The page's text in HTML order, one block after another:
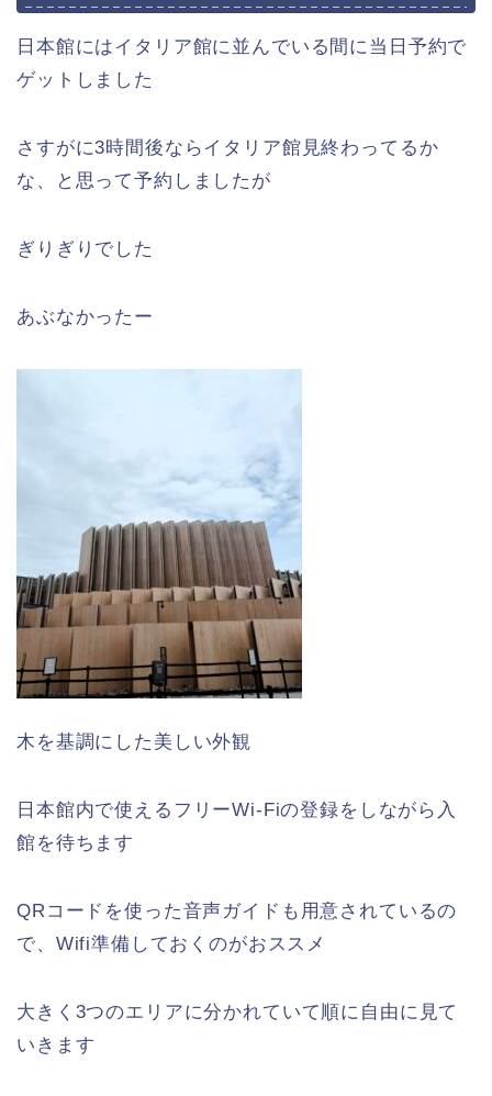
日本館にはイタリア館に並んでいる間に当日予約で
ゲットしました
さすがに3時間後ならイタリア館見終わってるか
な、と思って予約しましたが
ぎりぎりでした
あぶなかったー
木を基調にした美しい外観
日本館内で使えるフリーWi-Fiの登録をしながら入
館を待ちます
QRコードを使った音声ガイドも用意されているの
で、Wifi準備しておくのがおススメ
大きく3つのエリアに分かれていて順に自由に見て
いきます